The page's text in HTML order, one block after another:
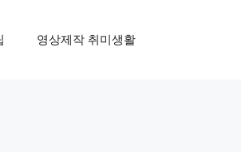
영상제작 취미생활